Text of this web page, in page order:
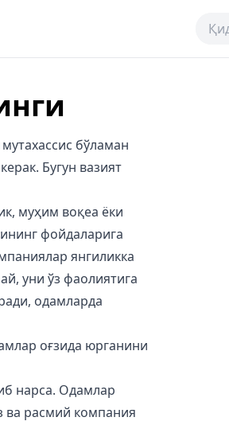
бўламан
Бугун вазият
муҳим воқеа ёки
фойдаларига
янгиликка
уни ўз фаолиятига
одамларда
оғзида юрганини
нарса. Одамлар
ва расмий компания